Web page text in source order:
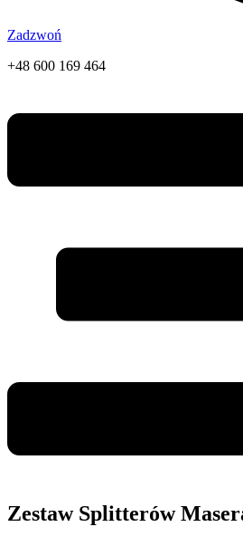
Zadzwoń
+48 600 169 464
Zestaw Splitterów